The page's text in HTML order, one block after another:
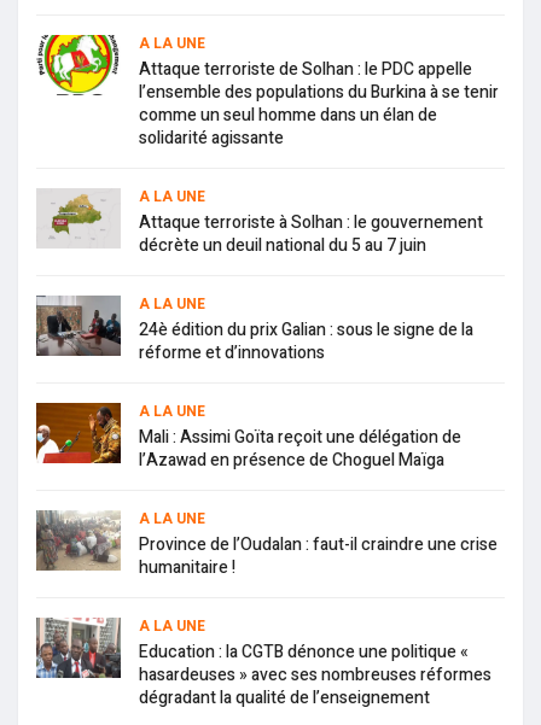
A LA UNE
Attaque terroriste de Solhan : le PDC appelle
l’ensemble des populations du Burkina à se tenir
comme un seul homme dans un élan de
solidarité agissante
A LA UNE
Attaque terroriste à Solhan : le gouvernement
décrète un deuil national du 5 au 7 juin
A LA UNE
24è édition du prix Galian : sous le signe de la
réforme et d’innovations
A LA UNE
Mali : Assimi Goïta reçoit une délégation de
l’Azawad en présence de Choguel Maïga
A LA UNE
Province de l’Oudalan : faut-il craindre une crise
humanitaire !
A LA UNE
Education : la CGTB dénonce une politique «
hasardeuses » avec ses nombreuses réformes
dégradant la qualité de l’enseignement